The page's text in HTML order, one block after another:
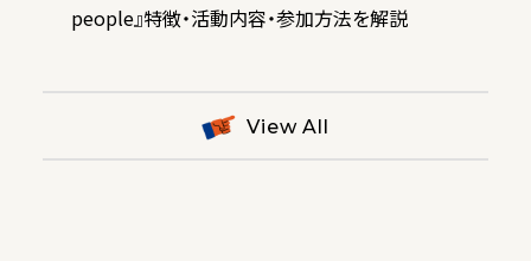
people』特徴・活動内容・参加方法を解説
作事例もあわせて紹介！
View All